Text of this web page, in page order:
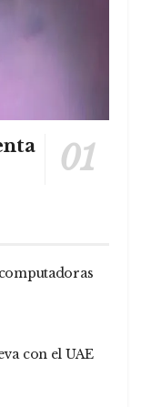
con el UAE